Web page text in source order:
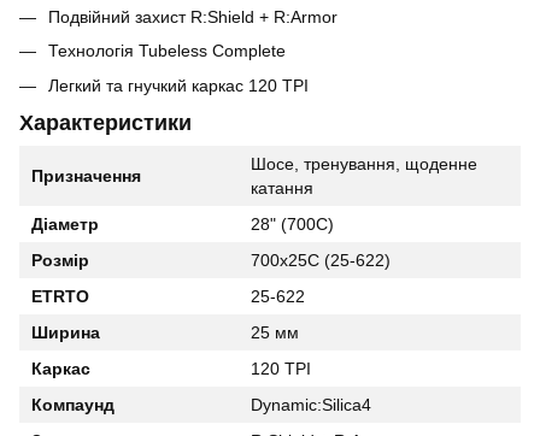
Подвійний захист R:Shield + R:Armor
Технологія Tubeless Complete
Легкий та гнучкий каркас 120 TPI
Характеристики
Призначення
Шосе, тренування, щоденне
катання
Діаметр
28" (700C)
Розмір
700x25C (25-622)
ETRTO
25-622
Ширина
25 мм
Каркас
120 TPI
Компаунд
Dynamic:Silica4